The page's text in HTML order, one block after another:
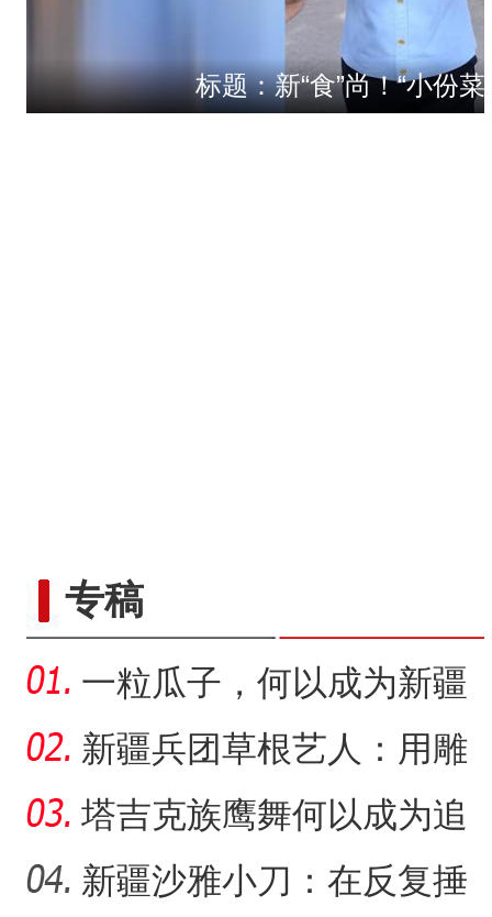
标题：新“食”尚！“小份
专稿
一粒瓜子，何以成为新疆
的名片？
新疆兵团草根艺人：用雕
塑述说“兵团故事”雕刻别
塔吉克族鹰舞何以成为追
求美好生活的展现？
新疆沙雅小刀：在反复捶